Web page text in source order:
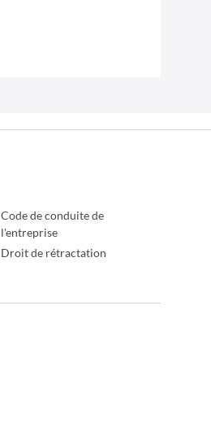
Code de conduite de
l'entreprise
Droit de rétractation